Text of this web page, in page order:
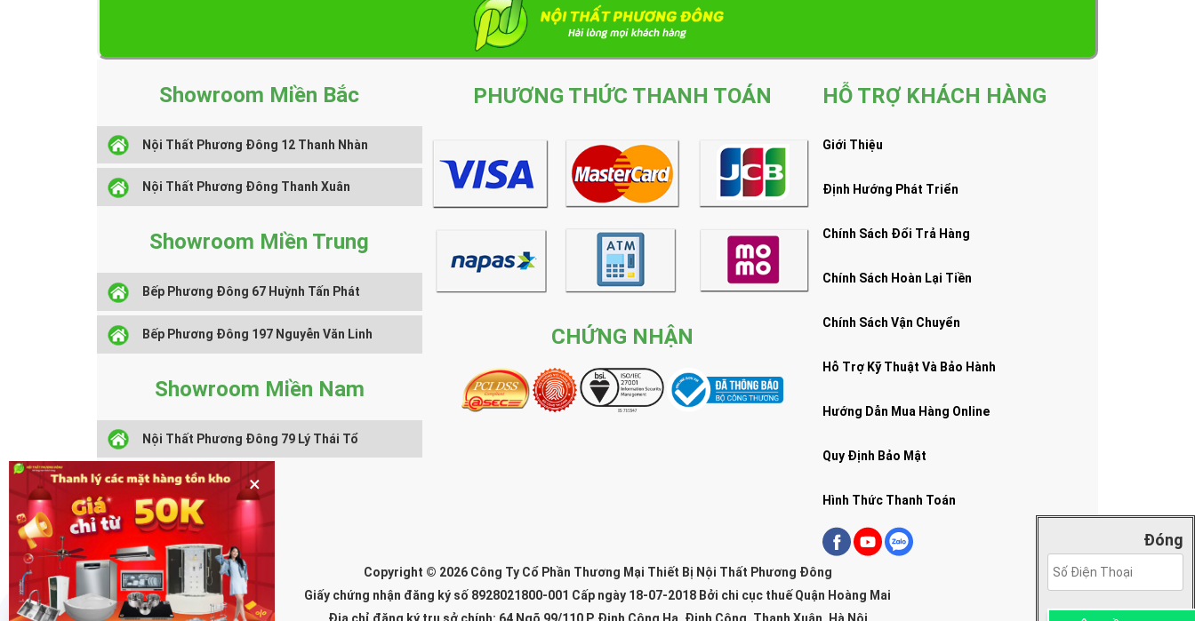
Showroom Miền Bắc
Nội Thất Phương Đông 12 Thanh Nhàn
Nội Thất Phương Đông Thanh Xuân
Showroom Miền Trung
Bếp Phương Đông 67 Huỳnh Tấn Phát
Bếp Phương Đông 197 Nguyễn Văn Linh
Showroom Miền Nam
Nội Thất Phương Đông 79 Lý Thái Tổ
PHƯƠNG THỨC THANH TOÁN
CHỨNG NHẬN
HỖ TRỢ KHÁCH HÀNG
Giới Thiệu
Định Hướng Phát Triển
Chính Sách Đổi Trả Hàng
Chính Sách Hoàn Lại Tiền
Chính Sách Vận Chuyển
Hỗ Trợ Kỹ Thuật Và Bảo Hành
Hướng Dẫn Mua Hàng Online
Quy Định Bảo Mật
Hình Thức Thanh Toán
Copyright © 2026 Công Ty Cổ Phần Thương Mại Thiết Bị Nội Thất Phương Đông
Giấy chứng nhận đăng ký số 8928021800-001 Cấp ngày 18-07-2018 Bởi chi cục thuế Quận Hoàng Mai
Địa chỉ đăng ký trụ sở chính: 64 Ngõ 99/110 P. Định Công Hạ, Định Công, Thanh Xuân, Hà Nội
Đóng
×